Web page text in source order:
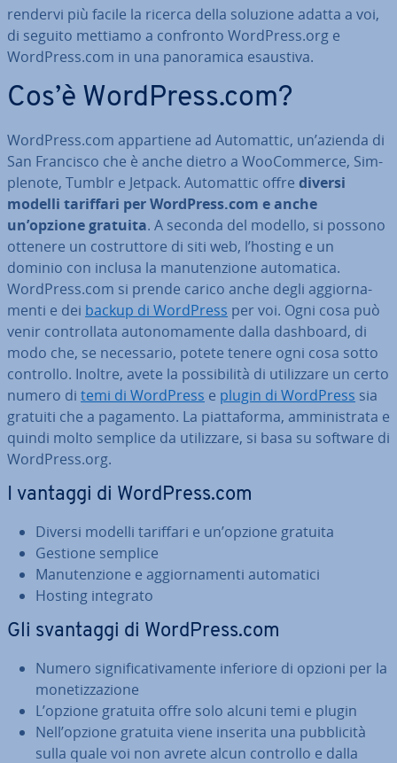
rendervi più facile la ricerca della soluzione adatta a voi,
di seguito mettiamo a confronto WordPress.org e
WordPress.com in una pa­no­ra­mi­ca esaustiva.
Cos’è WordPress.com?
WordPress.com ap­par­tie­ne ad Au­to­mat­tic, un’azienda di
San Francisco che è anche dietro a Woo­Com­mer­ce, Sim­
ple­no­te, Tumblr e Jetpack. Au­to­mat­tic offre diversi
modelli tariffari per WordPress.com e anche
un’opzione gratuita. A seconda del modello, si possono
ottenere un co­strut­to­re di siti web, l’hosting e un
dominio con inclusa la ma­nu­ten­zio­ne au­to­ma­ti­ca.
WordPress.com si prende carico anche degli ag­gior­na­
men­ti e dei backup di WordPress per voi. Ogni cosa può
venir con­trol­la­ta au­to­no­ma­men­te dalla dashboard, di
modo che, se ne­ces­sa­rio, potete tenere ogni cosa sotto
controllo. Inoltre, avete la pos­si­bi­li­tà di uti­liz­za­re un certo
numero di temi di WordPress e plugin di WordPress sia
gratuiti che a pagamento. La piat­ta­for­ma, am­mi­ni­stra­ta e
quindi molto semplice da uti­liz­za­re, si basa su software di
WordPress.org.
I vantaggi di WordPress.com
Diversi modelli tariffari e un’opzione gratuita
Gestione semplice
Ma­nu­ten­zio­ne e ag­gior­na­men­ti au­to­ma­ti­ci
Hosting integrato
Gli svantaggi di WordPress.com
Numero si­gni­fi­ca­ti­va­men­te inferiore di opzioni per la
mo­ne­tiz­za­zio­ne
L’opzione gratuita offre solo alcuni temi e plugin
Nell’opzione gratuita viene inserita una pub­bli­ci­tà
sulla quale voi non avrete alcun controllo e dalla